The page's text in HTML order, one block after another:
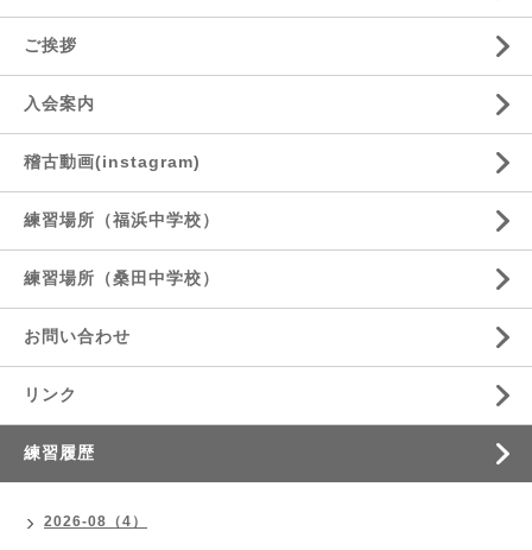
ご挨拶
入会案内
稽古動画(instagram)
練習場所（福浜中学校）
練習場所（桑田中学校）
お問い合わせ
リンク
練習履歴
2026-08（4）